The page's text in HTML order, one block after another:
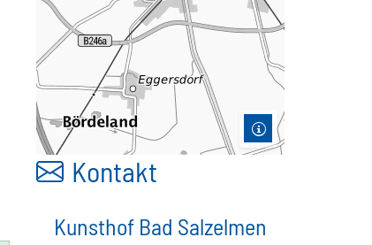
Kontakt
Kunsthof Bad Salzelmen